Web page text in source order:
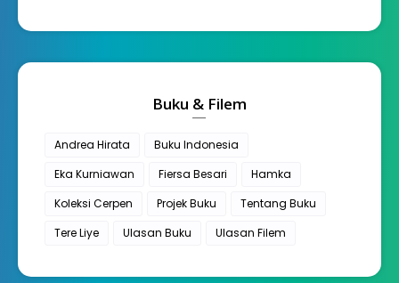
Buku & Filem
Andrea Hirata
Buku Indonesia
Eka Kurniawan
Fiersa Besari
Hamka
Koleksi Cerpen
Projek Buku
Tentang Buku
Tere Liye
Ulasan Buku Ulasan Filem